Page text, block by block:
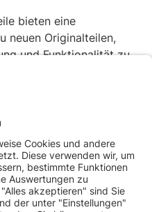
bieten eine
neuen Originalteilen,
und Funktionalität zu
Sicherheit zu bieten,
auf unsere
ab, die nach dem
gibt Ihnen die Gewissheit,
und zuverlässiges
Ersatzteile